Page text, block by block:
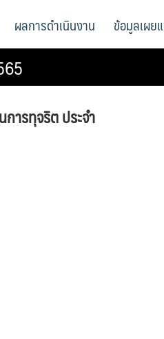
ผลการดำเนินงาน ข้อมูลเผย
ารทุจริต ประจำ